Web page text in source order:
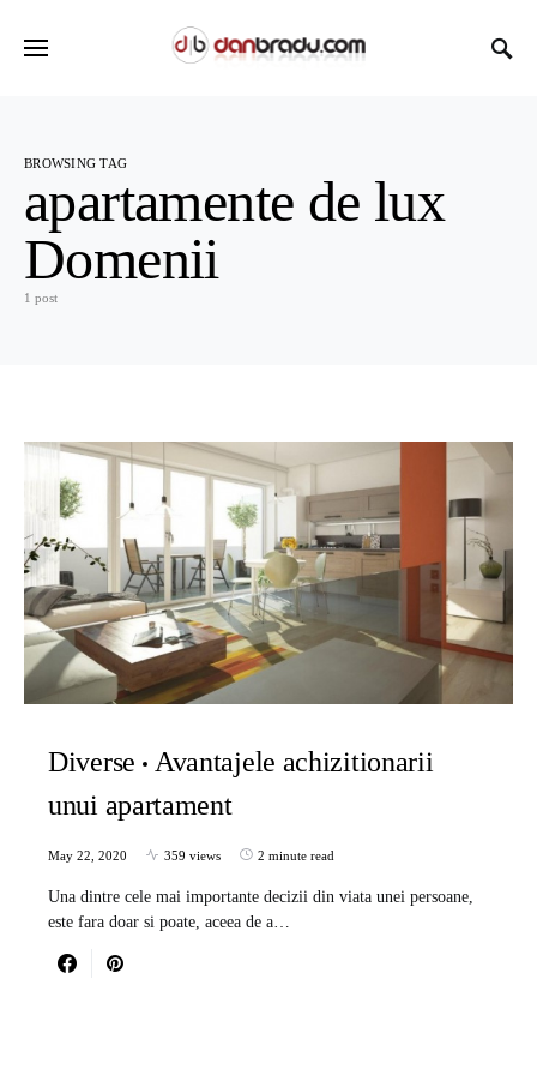
BROWSING TAG
apartamente de lux
Domenii
1 post
Diverse
Avantajele achizitionarii
unui apartament
May 22, 2020 359 views 2 minute read
Una dintre cele mai importante decizii din viata unei persoane,
este fara doar si poate, aceea de a…